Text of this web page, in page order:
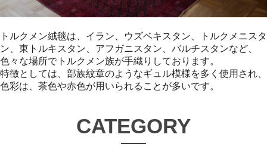
トルクメン絨毯は、イラン、ウズベキスタン、トルクメニスタ
ン、東トルキスタン、アフガニスタン、バルチスタンなど、
色々な場所でトルクメン族が手織りしております。
特徴としては、部族紋章のようなギュル模様を多く使用され、
色彩は、茶色や赤色が用いられることが多いです。
CATEGORY